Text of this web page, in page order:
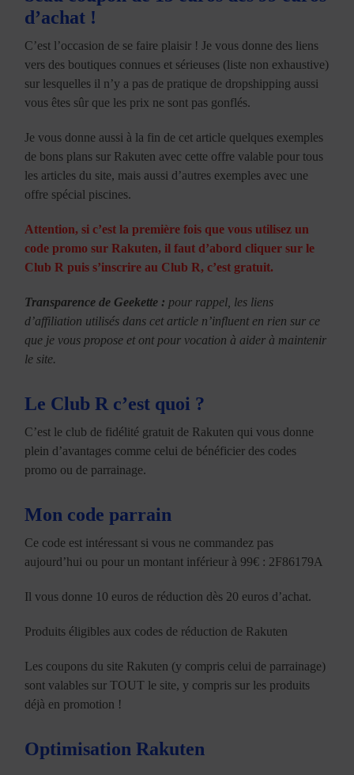
d’achat !
C’est l’occasion de se faire plaisir ! Je vous donne des liens
vers des boutiques connues et sérieuses (liste non exhaustive)
sur lesquelles il n’y a pas de pratique de dropshipping aussi
vous êtes sûr que les prix ne sont pas gonflés.
Je vous donne aussi à la fin de cet article quelques exemples
de bons plans sur Rakuten avec cette offre valable pour tous
les articles du site, mais aussi d’autres exemples avec une
offre spécial piscines.
Attention, si c’est la première fois que vous utilisez un
code promo sur Rakuten, il faut d’abord cliquer sur le
Club R puis s’inscrire au Club R, c’est gratuit.
Transparence de Geekette : pour rappel, les liens
d’affiliation utilisés dans cet article n’influent en rien sur ce
que je vous propose et ont pour vocation à aider à maintenir
le site.
Le Club R c’est quoi ?
C’est le club de fidélité gratuit de Rakuten qui vous donne
plein d’avantages comme celui de bénéficier des codes
promo ou de parrainage.
Mon code parrain
Ce code est intéressant si vous ne commandez pas
aujourd’hui ou pour un montant inférieur à 99€ : 2F86179A
Il vous donne 10 euros de réduction dès 20 euros d’achat.
Produits éligibles aux codes de réduction de Rakuten
Les coupons du site Rakuten (y compris celui de parrainage)
sont valables sur TOUT le site, y compris sur les produits
déjà en promotion !
Optimisation Rakuten